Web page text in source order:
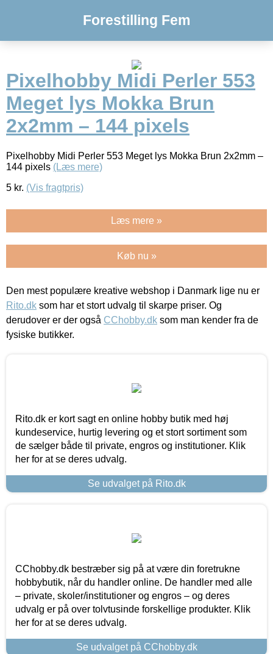
Forestilling Fem
Pixelhobby Midi Perler 553
Meget lys Mokka Brun
2x2mm – 144 pixels
Pixelhobby Midi Perler 553 Meget lys Mokka Brun 2x2mm –
144 pixels (Læs mere)
5 kr. (Vis fragtpris)
Læs mere »
Køb nu »
Den mest populære kreative webshop i Danmark lige nu er
Rito.dk som har et stort udvalg til skarpe priser. Og
derudover er der også CChobby.dk som man kender fra de
fysiske butikker.
Rito.dk er kort sagt en online hobby butik med høj
kundeservice, hurtig levering og et stort sortiment som
de sælger både til private, engros og institutioner. Klik
her for at se deres udvalg.
Se udvalget på Rito.dk
CChobby.dk bestræber sig på at være din foretrukne
hobbybutik, når du handler online. De handler med alle
– private, skoler/institutioner og engros – og deres
udvalg er på over tolvtusinde forskellige produkter. Klik
her for at se deres udvalg.
Se udvalget på CChobby.dk